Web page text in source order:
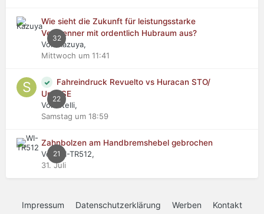
32
Wie sieht die Zukunft für leistungsstarke
Verbrenner mit ordentlich Hubraum aus?
Von Kazuya,
Mittwoch um 11:41
22
Fahreindruck Revuelto vs Huracan STO/
Urus SE
Von stelli,
Samstag um 18:59
21
Zahnbolzen am Handbremshebel gebrochen
Von WI-TR512,
31. Juli
Impressum Datenschutzerklärung Werben Kontakt